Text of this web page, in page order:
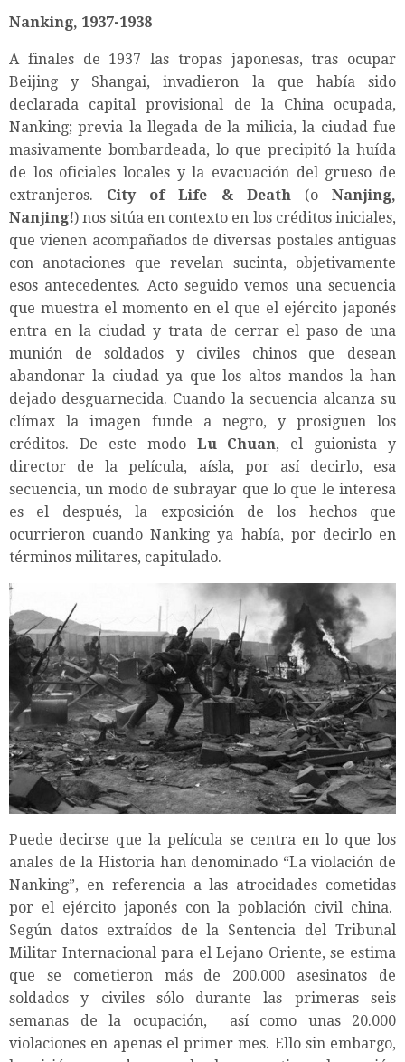
Nanking, 1937-1938
A finales de 1937 las tropas japonesas, tras ocupar
Beijing y Shangai, invadieron la que había sido
declarada capital provisional de la China ocupada,
Nanking; previa la llegada de la milicia, la ciudad fue
masivamente bombardeada, lo que precipitó la huída
de los oficiales locales y la evacuación del grueso de
extranjeros. City of Life & Death(oNanjing,
Nanjing!) nos sitúa en contexto en los créditos iniciales,
que vienen acompañados de diversas postales antiguas
con anotaciones que revelan sucinta, objetivamente
esos antecedentes. Acto seguido vemos una secuencia
que muestra el momento en el que el ejército japonés
entra en la ciudad y trata de cerrar el paso de una
munión de soldados y civiles chinos que desean
abandonar la ciudad ya que los altos mandos la han
dejado desguarnecida. Cuando la secuencia alcanza su
clímax la imagen funde a negro, y prosiguen los
créditos. De este modo Lu Chuan, el guionista y
director de la película, aísla, por así decirlo, esa
secuencia, un modo de subrayar que lo que le interesa
es el después, la exposición de los hechos que
ocurrieron cuando Nanking ya había, por decirlo en
términos militares, capitulado.
Puede decirse que la película se centra en lo que los
anales de la Historia han denominado “La violación de
Nanking”, en referencia a las atrocidades cometidas
por el ejército japonés con la población civil china.
Según datos extraídos de la Sentencia del Tribunal
Militar Internacional para el Lejano Oriente, se estima
que se cometieron más de 200.000 asesinatos de
soldados y civiles sólo durante las primeras seis
semanas de la ocupación, así como unas 20.000
violaciones en apenas el primer mes. Ello sin embargo,